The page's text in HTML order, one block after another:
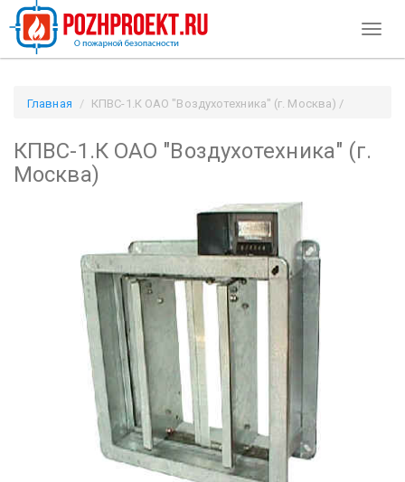
Главная
КПВС-1.К ОАО "Воздухотехника" (г. Москва) /
КПВС-1.К ОАО "Воздухотехника" (г.
Москва)